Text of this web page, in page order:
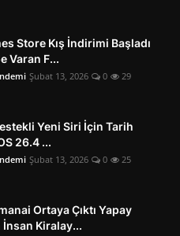
Store Kış İndirimi Başladı
Varan F...
Şubat 13, 2026 0 29
Yeni Siri İçin Tarih
26.4 ...
Şubat 13, 2026 0 25
Ortaya Çıktı Yapay
İnsan Kiralay...